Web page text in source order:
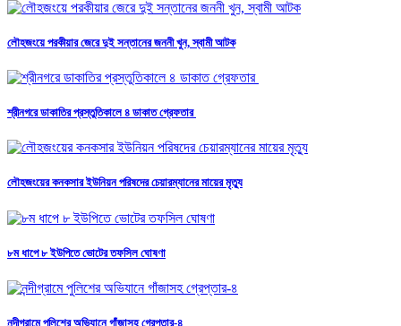
লৌহজংয়ে পরকীয়ার জেরে দুই সন্তানের জননী খুন, স্বামী আটক
শ্রীনগরে ডাকাতির প্রস্তুতিকালে ৪ ডাকাত গ্রেফতার
লৌহজংয়ের কনকসার ইউনিয়ন পরিষদের চেয়ারম্যানের মায়ের মৃত্যু
৮ম ধাপে ৮ ইউপিতে ভোটের তফসিল ঘোষণা
নন্দীগ্রামে পুলিশের অভিযানে গাঁজাসহ গ্রেপ্তার-৪